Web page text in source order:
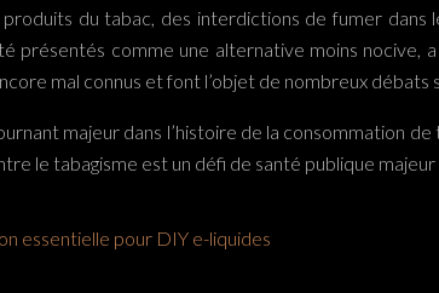
produits du tabac, des interdictions de fumer
présentés comme une alternative moins nocive,
mal connus et font l’objet de nombreux débats
majeur dans l’histoire de la consommation
le tabagisme est un défi de santé publique
essentielle pour DIY e-liquides